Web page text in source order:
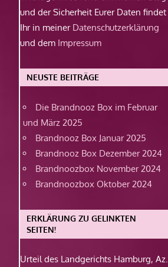
und der Sicherheit Eurer Daten findet
Ihr in meiner Datenschutzerklärung
und dem Impressum
NEUSTE BEITRÄGE
Die Brandnooz Box im Februar
und März 2025
Brandnooz Box Januar 2025
Brandnooz Box Dezember 2024
Brandnoozbox November 2024
Brandnoozbox Oktober 2024
ERKLÄRUNG ZU GELINKTEN
SEITEN!
Urteil des Landgerichts Hamburg, Az.